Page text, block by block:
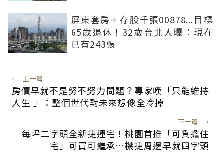
屏東套房＋存股千張00878...目標
65歲退休！32歲台北人曝：現在
已有243張
← 上一篇
房價早就不是努不努力問題？專家嘆「只能維持
人生 」：整個世代對未來想像全冷掉
下一篇 →
每坪二字頭全新捷運宅！桃園首推「可負擔住
宅」可買可繼承…機捷周邊早就四字頭